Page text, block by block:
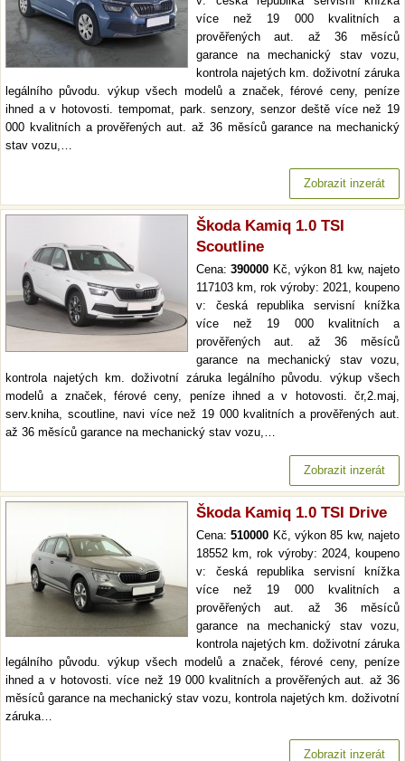
více než 19 000 kvalitních a
prověřených aut. až 36 měsíců
garance na mechanický stav vozu,
kontrola najetých km. doživotní záruka
legálního původu. výkup všech modelů a značek, férové ceny, peníze
ihned a v hotovosti. tempomat, park. senzory, senzor deště více než 19
000 kvalitních a prověřených aut. až 36 měsíců garance na mechanický
stav vozu,…
Zobrazit inzerát
Škoda Kamiq 1.0 TSI
Scoutline
Cena:390000 Kč, výkon 81 kw, najeto
117103 km, rok výroby: 2021, koupeno
v: česká republika servisní knížka
více než 19 000 kvalitních a
prověřených aut. až 36 měsíců
garance na mechanický stav vozu,
kontrola najetých km. doživotní záruka legálního původu. výkup všech
modelů a značek, férové ceny, peníze ihned a v hotovosti. čr,2.maj,
serv.kniha, scoutline, navi více než 19 000 kvalitních a prověřených aut.
až 36 měsíců garance na mechanický stav vozu,…
Zobrazit inzerát
Škoda Kamiq 1.0 TSI Drive
Cena:510000 Kč, výkon 85 kw, najeto
18552 km, rok výroby: 2024, koupeno
v: česká republika servisní knížka
více než 19 000 kvalitních a
prověřených aut. až 36 měsíců
garance na mechanický stav vozu,
kontrola najetých km. doživotní záruka
legálního původu. výkup všech modelů a značek, férové ceny, peníze
ihned a v hotovosti. více než 19 000 kvalitních a prověřených aut. až 36
měsíců garance na mechanický stav vozu, kontrola najetých km. doživotní
záruka…
Zobrazit inzerát